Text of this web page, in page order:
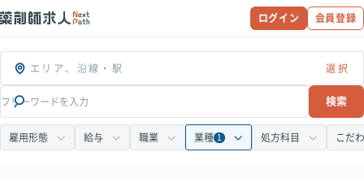
ログイン 会員登録
エリア、沿線・駅
検索
雇用形態 給与 職業 業種 1 処方科目 こだ